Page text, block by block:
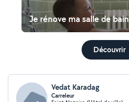
Je rénove ma salle de bain
Découvrir
Vedat Karadag
Carreleur